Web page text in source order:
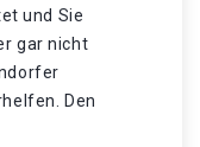
und Sie
gar nicht
Den